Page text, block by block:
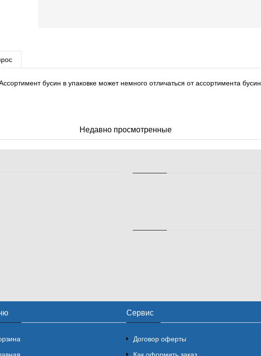
бусин в упаковке может немного отличаться от ассортимента бусин
Недавно просмотренные
Сервис
Договор оферты